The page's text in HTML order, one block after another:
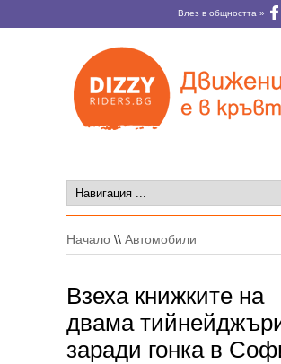
Влез в общността »
Начало \\ Автомобили
Взеха книжките на
двама
заради гонка в